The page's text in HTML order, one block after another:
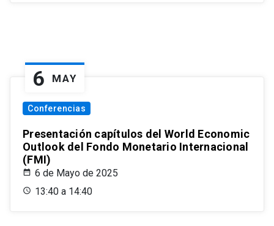
6 MAY
Conferencias
Presentación capítulos del World Economic
Outlook del Fondo Monetario Internacional
(FMI)
6 de Mayo de 2025
13:40 a 14:40